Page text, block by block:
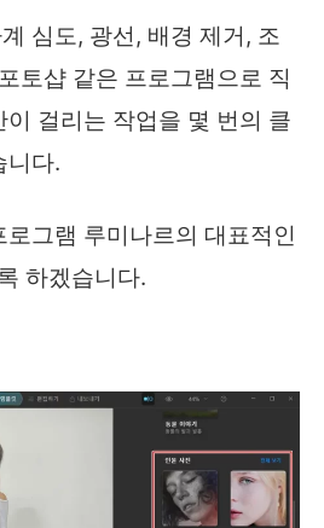
심도, 광선, 배경 제거, 조
토샵 같은 프로그램으로 직
걸리는 작업을 몇 번의 클
니다.
그램 루미나르의 대표적인
하겠습니다.